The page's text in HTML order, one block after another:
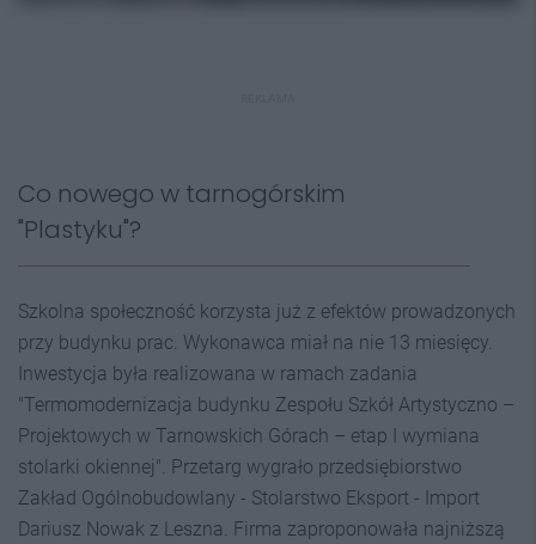
Co nowego w tarnogórskim
"Plastyku"?
Szkolna społeczność korzysta już z efektów prowadzonych
przy budynku prac. Wykonawca miał na nie 13 miesięcy.
Inwestycja była realizowana w ramach zadania
"Termomodernizacja budynku Zespołu Szkół Artystyczno –
Projektowych w Tarnowskich Górach – etap I wymiana
stolarki okiennej". Przetarg wygrało przedsiębiorstwo
Zakład Ogólnobudowlany - Stolarstwo Eksport - Import
Dariusz Nowak z Leszna. Firma zaproponowała najniższą